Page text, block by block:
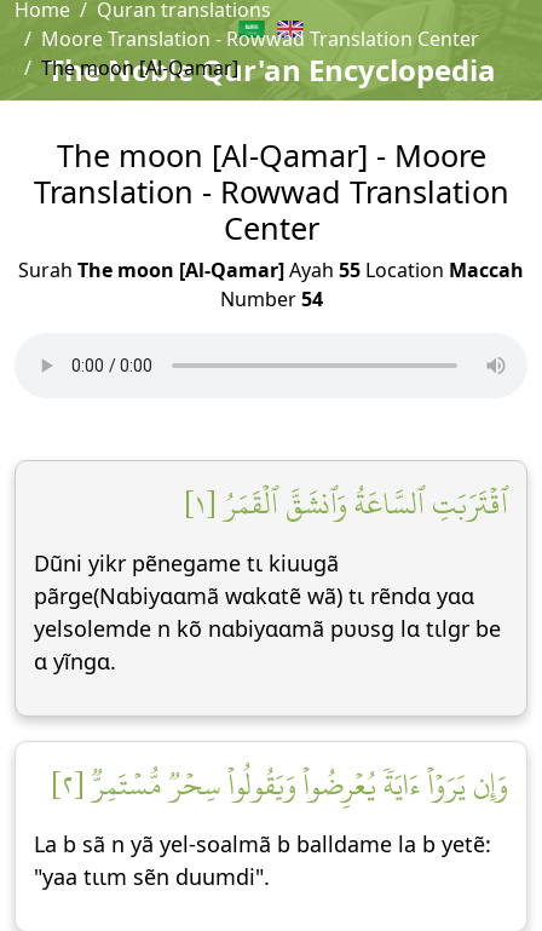
The Noble Qur'an Encyclopedia
Home
Quran translations
Moore Translation - Rowwad Translation Center
The moon [Al-Qamar]
The moon [Al-Qamar] - Moore
Translation - Rowwad Translation
Center
Surah The moon [Al-Qamar]Ayah 55 Location Maccah
Number54
ٱقۡتَرَبَتِ ٱلسَّاعَةُ وَٱنشَقَّ ٱلۡقَمَرُ [١]
Dũni yikr pẽnegame tɩ kiuugã
pãrge(Nɑbiyɑɑmã wɑkɑtẽ wã) tɩ rẽndɑ yɑɑ
yelsolemde n kõ nɑbiyɑɑmã pʋʋsg lɑ tɩlgr be
ɑ yĩngɑ.
وَإِن يَرَوۡاْ ءَايَةٗ يُعۡرِضُواْ وَيَقُولُواْ سِحۡرٞ مُّسۡتَمِرّٞ [٢]
La b sã n yã yel-soalmã b balldame la b yetẽ:
"yaa tɩɩm sẽn duumdi".